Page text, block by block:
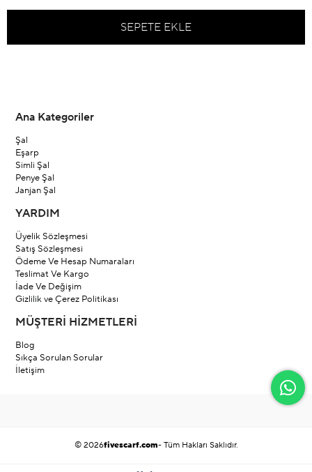
Ana Kategoriler
Şal
Eşarp
Simli Şal
Penye Şal
Janjan Şal
YARDIM
Üyelik Sözleşmesi
Satış Sözleşmesi
Ödeme Ve Hesap Numaraları
Teslimat Ve Kargo
İade Ve Değişim
Gizlilik ve Çerez Politikası
MÜŞTERİ HİZMETLERİ
Blog
Sıkça Sorulan Sorular
İletişim
© 2026fivescarf.com- Tüm Hakları Saklıdır.